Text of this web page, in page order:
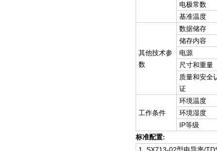
电极常数
基准温度
其他技术参
数
数据储存
储存内容
电源
尺寸和重量
质量和安全
证
工作条件
环境温度
环境湿度
IP等级
标准配置: